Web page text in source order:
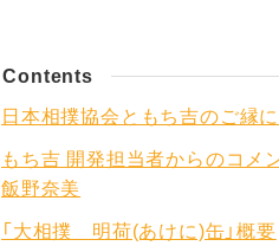
Contents
日本相撲協会ともち吉のご縁
もち吉 開発担当者からのコメ
飯野奈美
「大相撲 明荷(あけに)缶」概要